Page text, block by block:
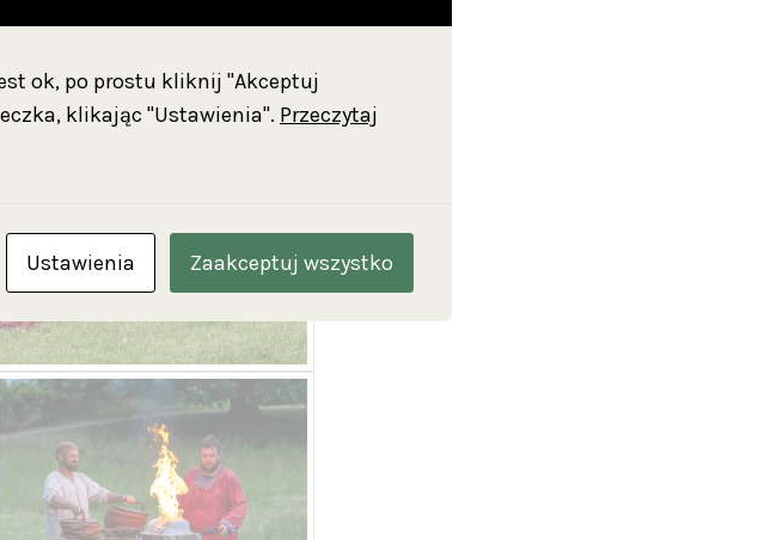
ok, po prostu kliknij "Akceptuj
klikając "Ustawienia". Przeczytaj
Ustawienia Zaakceptuj wszystko